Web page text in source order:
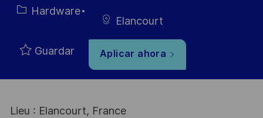
empleo
Categoría
Hardware
Elancourt
Guardar Aplicar ahora
Lieu : Elancourt, France